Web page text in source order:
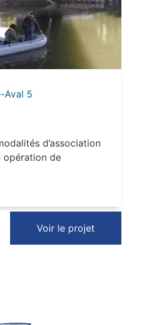
VOIR
Aval 5
d’association
opération de
Voir le projet